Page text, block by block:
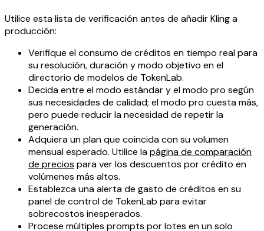
Utilice esta lista de verificación antes de añadir Kling a
producción:
Verifique el consumo de créditos en tiempo real para
su resolución, duración y modo objetivo en el
directorio de modelos de TokenLab.
Decida entre el modo estándar y el modo pro según
sus necesidades de calidad; el modo pro cuesta más,
pero puede reducir la necesidad de repetir la
generación.
Adquiera un plan que coincida con su volumen
mensual esperado. Utilice lapágina de comparación
de precios para ver los descuentos por crédito en
volúmenes más altos.
Establezca una alerta de gasto de créditos en su
panel de control de TokenLab para evitar
sobrecostos inesperados.
Procese múltiples prompts por lotes en un solo